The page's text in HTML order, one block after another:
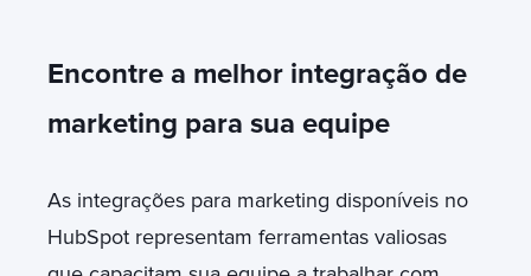
Encontre a melhor integração de
marketing para sua equipe
As integrações para marketing disponíveis no
HubSpot representam ferramentas valiosas